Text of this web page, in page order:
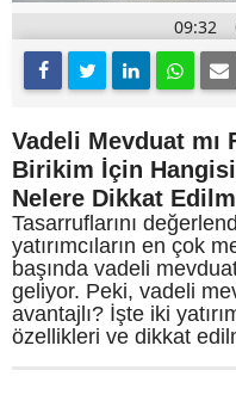
09:32
Vadeli Mevduat mı
Birikim İçin Hangisi
Nelere Dikkat
Tasarruflarını
yatırımcıların en çok
başında vadeli
geliyor. Peki, vadeli
avantajlı? İşte iki
özellikleri ve dikkat